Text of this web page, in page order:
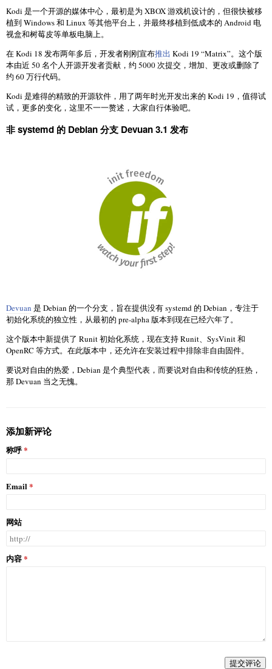
Kodi 是一个开源的媒体中心，最初是为 XBOX 游戏机设计的，但很快被移
植到 Windows 和 Linux 等其他平台上，并最终移植到低成本的 Android 电
视盒和树莓皮等单板电脑上。
在 Kodi 18 发布两年多后，开发者刚刚宣布推出 Kodi 19 “Matrix”。这个版
本由近 50 名个人开源开发者贡献，约 5000 次提交，增加、更改或删除了
约 60 万行代码。
Kodi 是难得的精致的开源软件，用了两年时光开发出来的 Kodi 19，值得试
试，更多的变化，这里不一一赘述，大家自行体验吧。
非 systemd 的 Debian 分支 Devuan 3.1 发布
Devuan 是 Debian 的一个分支，旨在提供没有 systemd 的 Debian，专注于
初始化系统的独立性，从最初的 pre-alpha 版本到现在已经六年了。
这个版本中新提供了 Runit 初始化系统，现在支持 Runit、SysVinit 和
OpenRC 等方式。在此版本中，还允许在安装过程中排除非自由固件。
要说对自由的热爱，Debian 是个典型代表，而要说对自由和传统的狂热，
那 Devuan 当之无愧。
添加新评论
称呼
Email
网站
内容
提交评论